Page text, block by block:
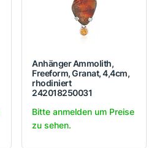
Anhänger Ammolith,
Freeform, Granat, 4,4cm,
rhodiniert
242018250031
Bitte anmelden um Preise
zu sehen.